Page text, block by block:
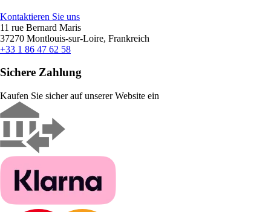
Kontaktieren Sie uns
11 rue Bernard Maris
37270 Montlouis-sur-Loire, Frankreich
+33 1 86 47 62 58
Sichere Zahlung
Kaufen Sie sicher auf unserer Website ein